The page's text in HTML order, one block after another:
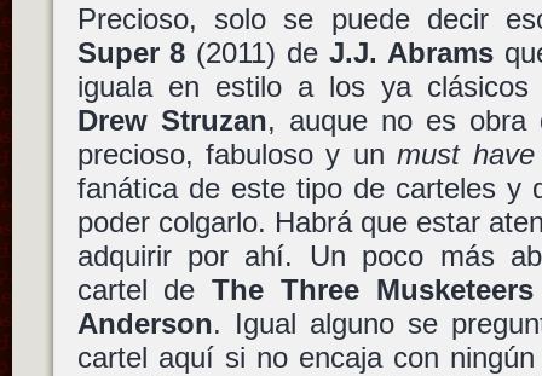
Precioso, solo se puede decir
Super 8 (2011) deJ.J. Abrams
iguala en estilo a los ya clásicos
Drew Struzan, auque no es obra
precioso, fabuloso y unmust have
fanática de este tipo de carteles y
poder colgarlo. Habrá que estar
adquirir por ahí. Un poco más
cartel deThe Three Musketeers
Anderson. Igual alguno se
cartel aquí si no encaja con